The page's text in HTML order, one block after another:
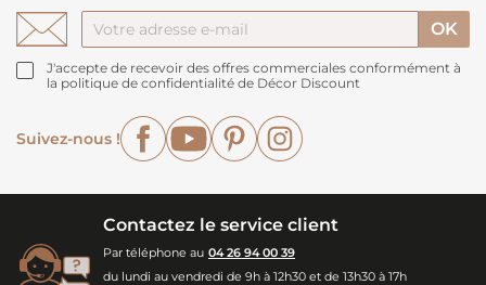
J'accepte de recevoir des offres commerciales conformément à
la politique de confidentialité de Décor Discount
Suivez-nous !
FacebookYouTubePinterest
Contactez le service client
Par téléphone au 04 26 94 00 39
du lundi au vendredi de 9h à 12h30 et de 13h30 à 17h